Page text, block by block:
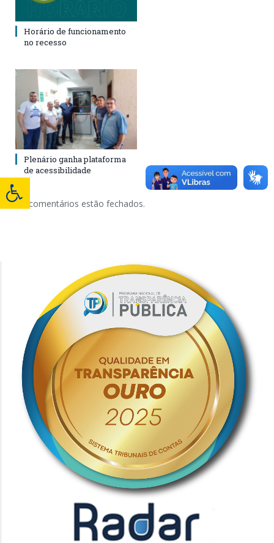
Horário de funcionamento
no recesso
Plenário ganha plataforma
de acessibilidade
Os comentários estão fechados.